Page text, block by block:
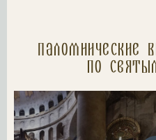
Паломнические
по